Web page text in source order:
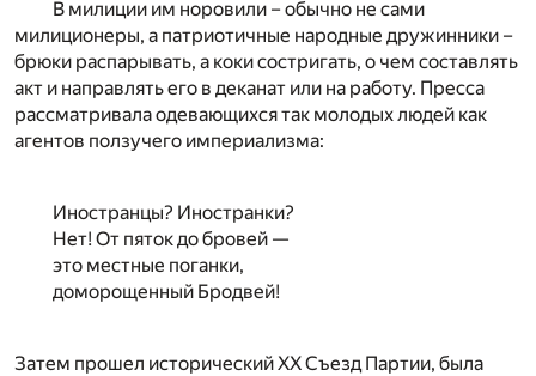
В милиции им норовили – обычно не сами
милиционеры, а патриотичные народные дружинники –
брюки распарывать, а коки состригать, о чем составлять
акт и направлять его в деканат или на работу. Пресса
рассматривала одевающихся так молодых людей как
агентов ползучего империализма:
Иностранцы? Иностранки?
Нет! От пяток до бровей —
это местные поганки,
доморощенный Бродвей!
Затем прошел исторический XX Съезд Партии, была